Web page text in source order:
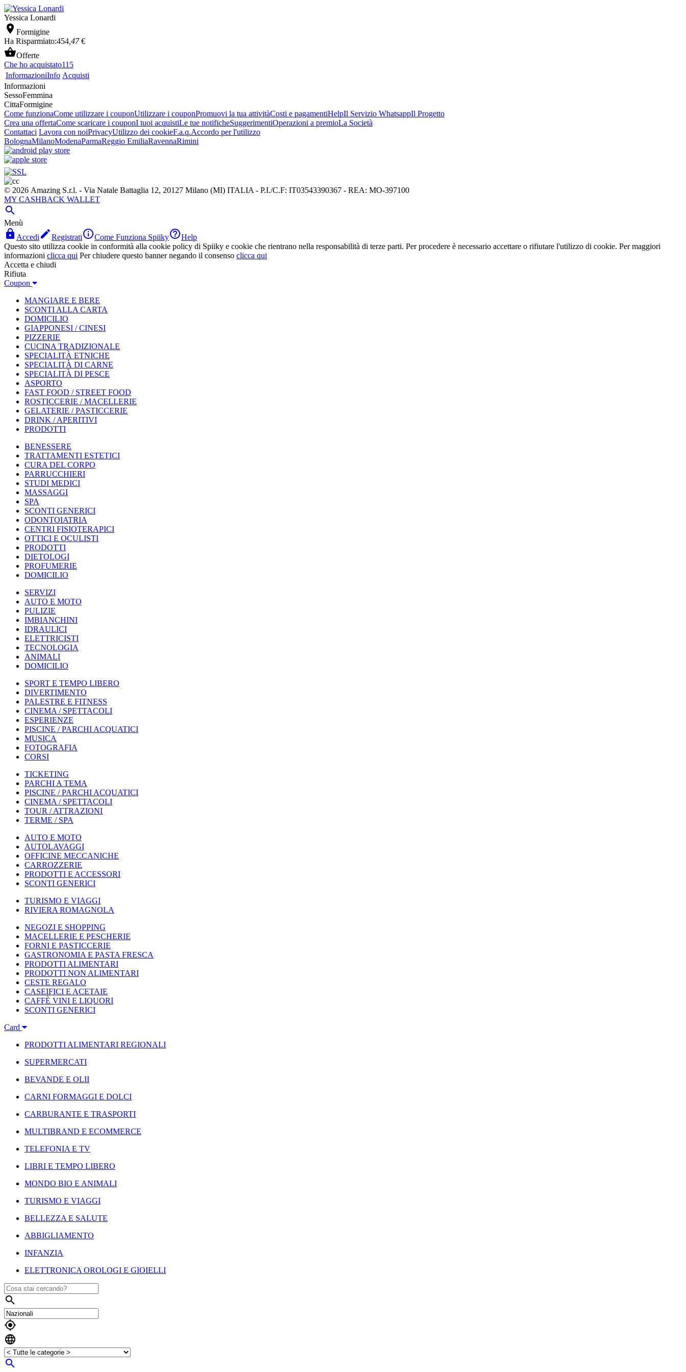
Yessica Lonardi
 Formigine
Ha Risparmiato:454 ,47€
Offerte
Che ho acquistato115
InformazioniInfo Acquisti
Informazioni
SessoFemmina
CittaFormigine
Come funzionaCome utilizzare i couponUtilizzare i couponPromuovi la tua attivitàCosti e pagamentiHelpIl Servizio WhatsappIl Progetto
Crea una offertaCome scaricare i couponI tuoi acquistiLe tue notificheSuggerimentiOperazioni a premioLa Società
Contattaci Lavora con noiPrivacyUtilizzo dei cookieF.a.q.Accordo per l'utilizzo
BolognaMilanoModenaParmaReggio EmiliaRavennaRimini
© 2026 Amazing S.r.l. - Via Natale Battaglia 12, 20127 Milano (MI) ITALIA - P.I./C.F: IT03543390367 - REA: MO-397100
MY CASHBACK WALLET

Menù
 Accedi RegistratiCome Funziona SpiikyHelp
Questo sito utilizza cookie in conformità alla cookie policy di Spiiky e cookie che rientrano nella responsabilità di terze parti. Per procedere è necessario accettare o rifiutare l'utilizzo di cookie. Per maggiori
informazioni clicca qui Per chiudere questo banner negando il consenso clicca qui
Accetta e chiudi
Rifiuta
Coupon
MANGIARE E BERE
SCONTI ALLA CARTA
DOMICILIO
GIAPPONESI / CINESI
PIZZERIE
CUCINA TRADIZIONALE
SPECIALITÀ ETNICHE
SPECIALITÀ DI CARNE
SPECIALITÀ DI PESCE
ASPORTO
FAST FOOD / STREET FOOD
ROSTICCERIE / MACELLERIE
GELATERIE / PASTICCERIE
DRINK / APERITIVI
PRODOTTI
BENESSERE
TRATTAMENTI ESTETICI
CURA DEL CORPO
PARRUCCHIERI
STUDI MEDICI
MASSAGGI
SPA
SCONTI GENERICI
ODONTOIATRIA
CENTRI FISIOTERAPICI
OTTICI E OCULISTI
PRODOTTI
DIETOLOGI
PROFUMERIE
DOMICILIO
SERVIZI
AUTO E MOTO
PULIZIE
IMBIANCHINI
IDRAULICI
ELETTRICISTI
TECNOLOGIA
ANIMALI
DOMICILIO
SPORT E TEMPO LIBERO
DIVERTIMENTO
PALESTRE E FITNESS
CINEMA / SPETTACOLI
ESPERIENZE
PISCINE / PARCHI ACQUATICI
MUSICA
FOTOGRAFIA
CORSI
TICKETING
PARCHI A TEMA
PISCINE / PARCHI ACQUATICI
CINEMA / SPETTACOLI
TOUR / ATTRAZIONI
TERME / SPA
AUTO E MOTO
AUTOLAVAGGI
OFFICINE MECCANICHE
CARROZZERIE
PRODOTTI E ACCESSORI
SCONTI GENERICI
TURISMO E VIAGGI
RIVIERA ROMAGNOLA
NEGOZI E SHOPPING
MACELLERIE E PESCHERIE
FORNI E PASTICCERIE
GASTRONOMIA E PASTA FRESCA
PRODOTTI ALIMENTARI
PRODOTTI NON ALIMENTARI
CESTE REGALO
CASEIFICI E ACETAIE
CAFFÈ VINI E LIQUORI
SCONTI GENERICI
Card
PRODOTTI ALIMENTARI REGIONALI
SUPERMERCATI
BEVANDE E OLII
CARNI FORMAGGI E DOLCI
CARBURANTE E TRASPORTI
MULTIBRAND E ECOMMERCE
TELEFONIA E TV
LIBRI E TEMPO LIBERO
MONDO BIO E ANIMALI
TURISMO E VIAGGI
BELLEZZA E SALUTE
ABBIGLIAMENTO
INFANZIA
ELETTRONICA OROLOGI E GIOIELLI



